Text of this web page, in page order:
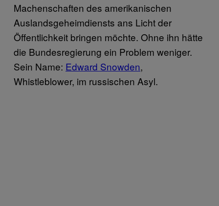
Machenschaften des amerikanischen
Auslandsgeheimdiensts ans Licht der
Öffentlichkeit bringen möchte. Ohne ihn hätte
die Bundesregierung ein Problem weniger.
Sein Name: Edward Snowden,
Whistleblower, im russischen Asyl.